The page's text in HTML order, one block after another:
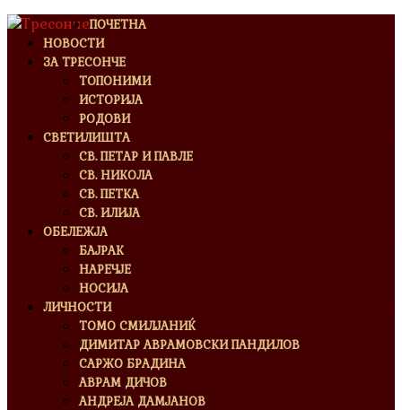
ПОЧЕТНА
НОВОСТИ
ЗА ТРЕСОНЧЕ
ТОПОНИМИ
ИСТОРИЈА
РОДОВИ
СВЕТИЛИШТА
СВ. ПЕТАР И ПАВЛЕ
СВ. НИКОЛА
СВ. ПЕТКА
СВ. ИЛИЈА
ОБЕЛЕЖЈА
БАЈРАК
НАРЕЧЈЕ
НОСИЈА
ЛИЧНОСТИ
ТОМО СМИЛЈАНИЌ
ДИМИТАР АВРАМОВСКИ ПАНДИЛОВ
САРЖО БРАДИНА
АВРАМ ДИЧОВ
АНДРЕЈА ДАМЈАНОВ